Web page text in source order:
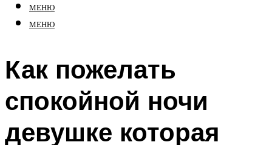
МЕНЮ
МЕНЮ
Как пожелать
спокойной ночи
девушке которая